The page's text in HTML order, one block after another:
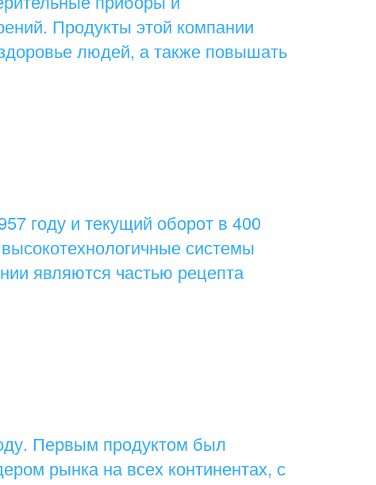
Продукты этой компании
людей, а также повышать
году и текущий оборот в 400
системы
являются частью рецепта
Первым продуктом был
рынка на всех континентах, с